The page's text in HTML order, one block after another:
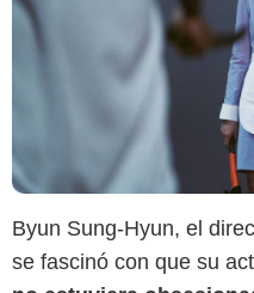
Byun Sung-Hyun, el
se fascinó con que su